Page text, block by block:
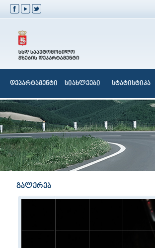
დეპარტამენტი სიახლეები სტატისტიკა
გალერეა